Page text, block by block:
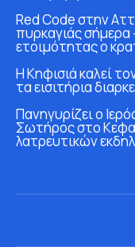
Red Code στην
πυρκαγιάς
ετοιμότητας ο
Η Κηφισιά καλεί
τα εισιτήρια
Πανηγυρίζει ο
Σωτήρος στο
λατρευτικών